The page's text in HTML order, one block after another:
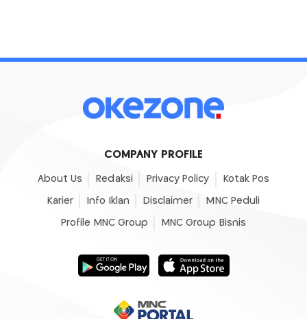
COMPANY PROFILE
About Us Redaksi Privacy Policy Kotak Pos
Karier Info Iklan Disclaimer MNC Peduli
Profile MNC Group MNC Group Bisnis